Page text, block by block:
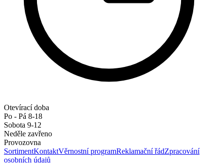
Otevírací doba
Po - Pá 8-18
Sobota 9-12
Neděle zavřeno
Provozovna
SortimentKontaktVěrnostní programReklamační řádZpracování
osobních údajů